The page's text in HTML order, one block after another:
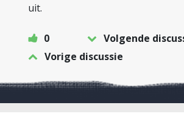
uit.
0
Volgende
Vorige discussie